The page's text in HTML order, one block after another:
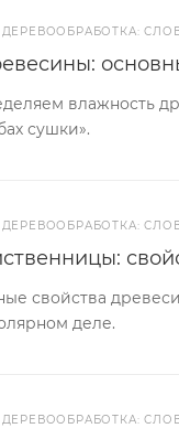
влажность
сушки».
свойства
деле.